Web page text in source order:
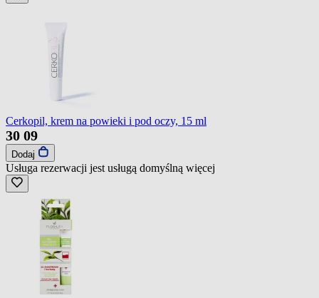
Cerkopil, krem na powieki i pod oczy, 15 ml
30 09
Dodaj
Usługa rezerwacji jest usługą domyślną więcej